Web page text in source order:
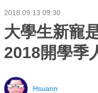
2018.09.13 09:30
大學生新寵
2018開學季
Hsuann